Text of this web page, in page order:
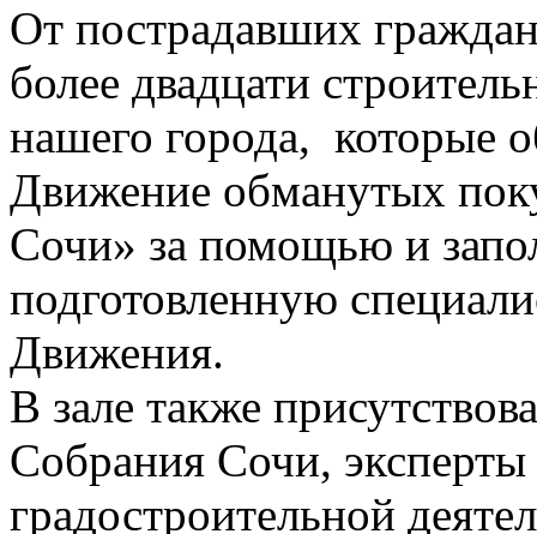
От пострадавших
более двадцати
нашего города, которые
Движение обманутых
Сочи» за помощью и
подготовленную
Движения.
В зале также
Собрания Сочи, эксперты
градостроительной